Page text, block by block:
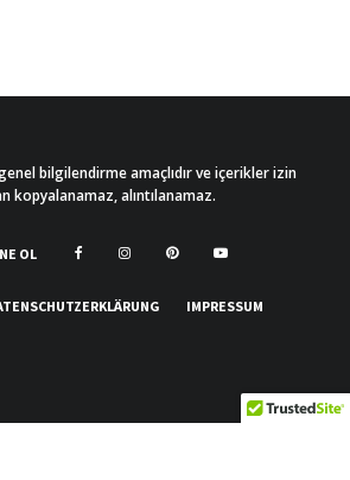
bilgilendirme amaçlıdır ve içerikler izin
kopyalanamaz, alıntılanamaz.
OL
IMPRESSUM